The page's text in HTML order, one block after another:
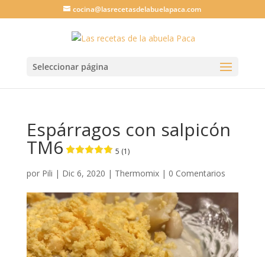
cocina@lasrecetasdelabuelapaca.com
Seleccionar página
Espárragos con salpicón
TM6 5 (1)
por Pili | Dic 6, 2020 | Thermomix| 0 Comentarios